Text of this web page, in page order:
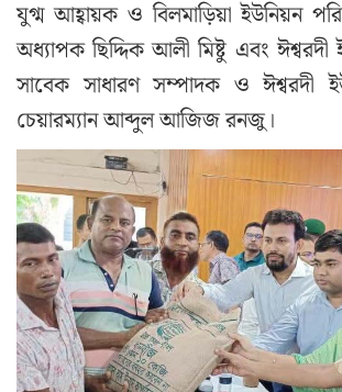
যুগ্ম আহ্বায়ক ও বিলমাড়িয়া ইউনিয়ন
অধ্যাপক ছিদ্দিক আলী মিষ্টু এবং ঈশ্বরদী
সাবেক সাধারণ সম্পাদক ও ঈশ্বরদী
চেয়ারম্যান আব্দুল আজিজ রনজু।